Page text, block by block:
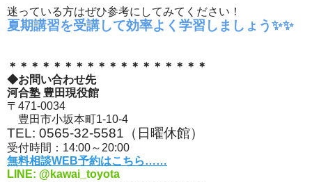
迷っている方はぜひ参考にしてみてください！
夏期講習を受講して効率よく学習しましょう✨✨
＊＊＊＊＊＊＊＊＊＊＊＊＊＊＊＊＊＊
◆お問い合わせ先
河合塾 豊田現役館
〒471-0034
豊田市小坂本町1-10-4
TEL: 0565-32-5581（日曜休館）
受付時間：14:00～20:00
無料相談WEB予約はこちら……
LINE: @kawai_toyota